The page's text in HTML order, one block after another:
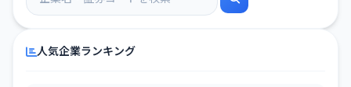
人気企業ランキング